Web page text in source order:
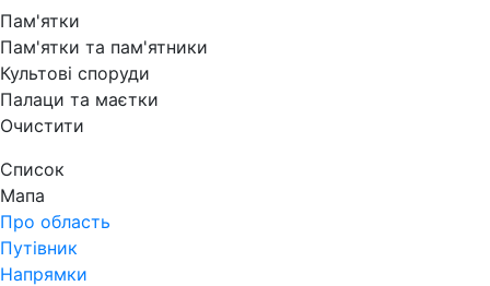
Пам'ятки
Пам'ятки та пам'ятники
Культові споруди
Палаци та маєтки
Очистити
Список
Мапа
Про область
Путівник
Напрямки